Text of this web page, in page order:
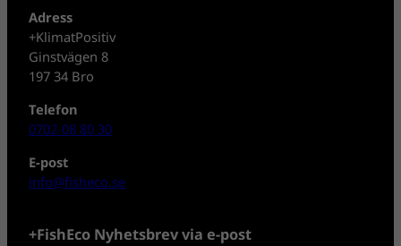
Adress
+KlimatPositiv
Ginstvägen 8
197 34 Bro
Telefon
0702-08 80 30
E-post
info@fisheco.se
+FishEco Nyhetsbrev via e-post